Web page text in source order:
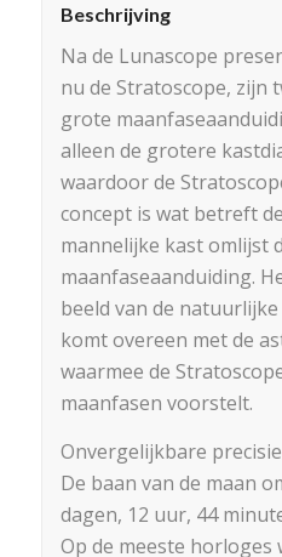
Beschrijving
Na de Lunascope
nu de Stratoscope, zijn
grote
alleen de grotere
waardoor de
concept is wat betreft
mannelijke kast omlijst
maanfaseaanduiding.
beeld van de
komt overeen met de
waarmee de
maanfasen voorstelt.
Onvergelijkbare precisie
De baan van de maan
dagen, 12 uur, 44
Op de meeste